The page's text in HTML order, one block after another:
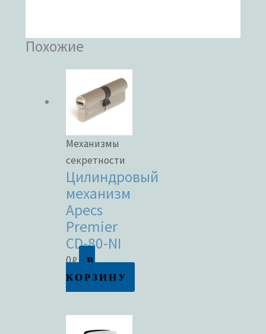
Похожие
Механизмы
секретности
Цилиндровый
механизм
Apecs
Premier
CD-80-NI
0₽
В
КОРЗИНУ